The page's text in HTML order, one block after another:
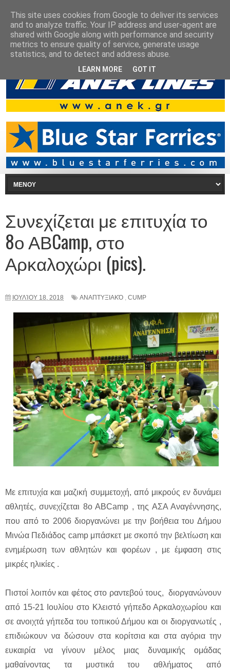
Συνεχίζεται με επιτυχία το
8ο ΑΒCamp, στο
Αρκαλοχώρι (pics).
ΙΟΥΛΊΟΥ 18, 2018 ΑΝΑΠΤΥΞΙΑΚΌ , CUMP
Με επιτυχία και μαζική συμμετοχή, από μικρούς εν δυνάμει
αθλητές, συνεχίζεται 8ο ΑΒCamp , της ΑΣΑ Αναγέννησης,
που από το 2006 διοργανώνει με την βοήθεια του Δήμου
Μινώα Πεδιάδος camp μπάσκετ με σκοπό την βελτίωση και
ενημέρωση των αθλητών και φορέων , με έμφαση στις
μικρές ηλικίες .
Πιστοί λοιπόν και φέτος στο ραντεβού τους, διοργανώνουν
από 15-21 Ιουλίου στο Κλειστό γήπεδο Αρκαλοχωρίου και
σε ανοιχτά γήπεδα του τοπικού Δήμου και οι διοργανωτές ,
επιδιώκουν να δώσουν στα κορίτσια και στα αγόρια την
ευκαιρία να γίνουν μέλος μιας δυναμικής ομάδας
μαθαίνοντας τα μυστικά του αθλήματος από
This site uses cookies from Google to deliver its services
and to analyze traffic. Your IP address and user-agent are
shared with Google along with performance and security
metrics to ensure quality of service, generate usage
statistics, and to detect and address abuse.
LEARN MORE GOT IT